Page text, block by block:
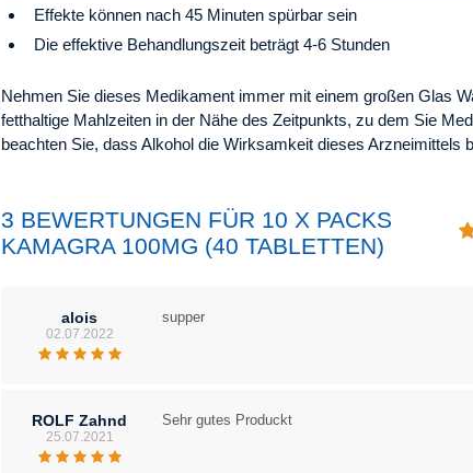
Effekte können nach 45 Minuten spürbar sein
Die effektive Behandlungszeit beträgt 4-6 Stunden
Nehmen Sie dieses Medikament immer mit einem großen Glas
fetthaltige Mahlzeiten in der Nähe des Zeitpunkts, zu dem Sie
beachten Sie, dass Alkohol die Wirksamkeit dieses Arzneimittels
3 BEWERTUNGEN FÜR 10 X PACKS
KAMAGRA 100MG (40 TABLETTEN)
alois
02.07.2022
supper
ROLF Zahnd
25.07.2021
Sehr gutes Produckt